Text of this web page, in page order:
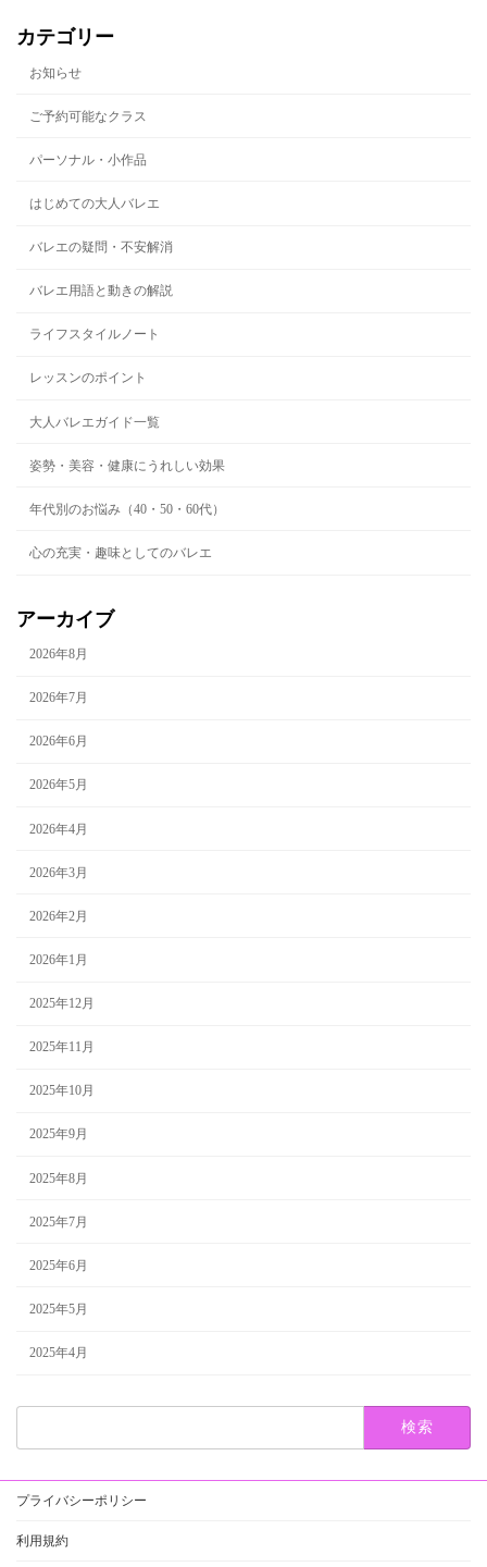
カテゴリー
お知らせ
ご予約可能なクラス
パーソナル・小作品
はじめての大人バレエ
バレエの疑問・不安解消
バレエ用語と動きの解説
ライフスタイルノート
レッスンのポイント
大人バレエガイド一覧
姿勢・美容・健康にうれしい効果
年代別のお悩み（40・50・60代）
心の充実・趣味としてのバレエ
アーカイブ
2026年8月
2026年7月
2026年6月
2026年5月
2026年4月
2026年3月
2026年2月
2026年1月
2025年12月
2025年11月
2025年10月
2025年9月
2025年8月
2025年7月
2025年6月
2025年5月
2025年4月
索:
プライバシーポリシー
利用規約